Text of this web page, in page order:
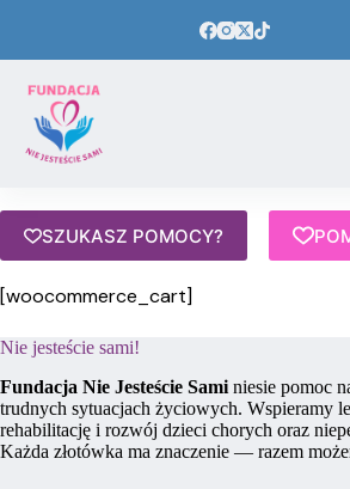
SZUKASZ POMOCY?
[woocommerce_cart]
Nie jesteście sami!
Fundacja Nie Jesteście Sami niesie pomoc
trudnych sytuacjach życiowych. Wspieramy
rehabilitację i rozwój dzieci chorych oraz
Każda złotówka ma znaczenie — razem